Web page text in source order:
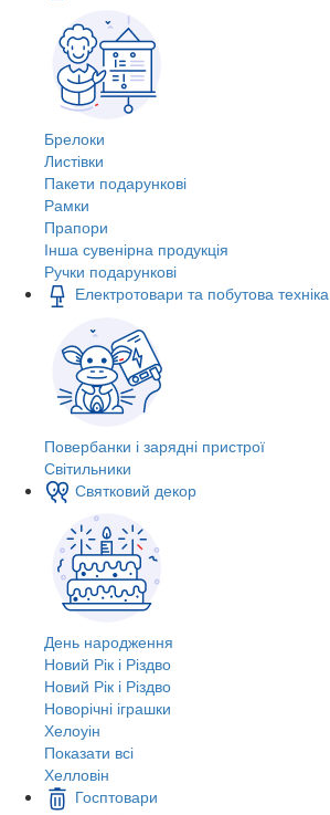
Брелоки
Листівки
Пакети подарункові
Рамки
Прапори
Інша сувенірна продукція
Ручки подарункові
Електротовари та побутова техніка
Повербанки і зарядні пристрої
Світильники
Святковий декор
День народження
Новий Рік і Різдво
Новий Рік і Різдво
Новорічні іграшки
Хелоуін
Показати всі
Хелловін
Госптовари